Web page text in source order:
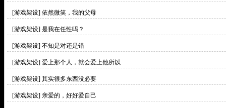
[游戏架设] 依然微笑，我的父母
[游戏架设] 是我在任性吗？
[游戏架设] 不知是对还是错
[游戏架设] 爱上那个人，就会爱上他所以
[游戏架设] 其实很多东西没必要
[游戏架设] 亲爱的，好好爱自己